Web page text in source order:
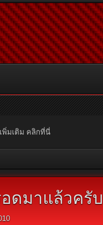
พิ่มเติม คลิกที่นี่
ดมาแล้วครับ